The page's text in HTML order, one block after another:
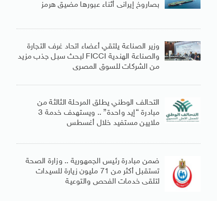
بصاروخ إيرانى أثناء عبورها مضيق هرمز
وزير الصناعة يلتقي أعضاء اتحاد غرف التجارة
والصناعة الهندية FICCI لبحث سبل جذب مزيد
من الشركات للسوق المصرى
التحالف الوطني يطلق المرحلة الثالثة من
مبادرة “إيد واحدة” .. ويستهدف خدمة 3
ملايين مستفيد خلال أغسطس
ضمن مبادرة رئيس الجمهورية .. وزارة الصحة
تستقبل أكثر من 71 مليون زيارة للسيدات
لتلقى خدمات الفحص والتوعية